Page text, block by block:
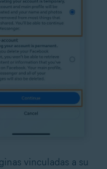
vinculadas a su